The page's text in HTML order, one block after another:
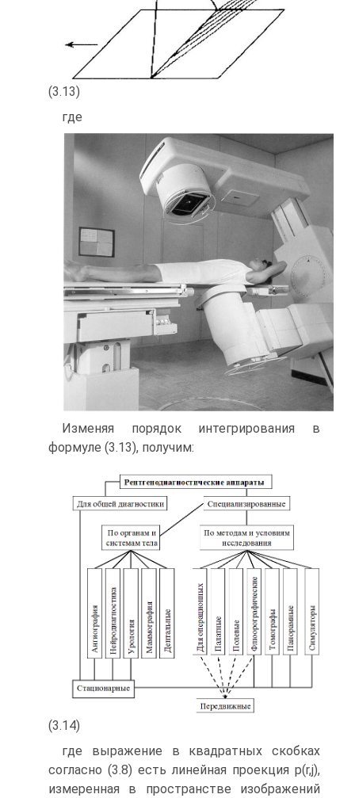
(3.13)
где
Изменяя порядок интегрирования в
формуле (3.13), получим:
(3.14)
где выражение в квадратных скобках
согласно (3.8) есть линейная проекция p(r,j),
измеренная в пространстве изображений